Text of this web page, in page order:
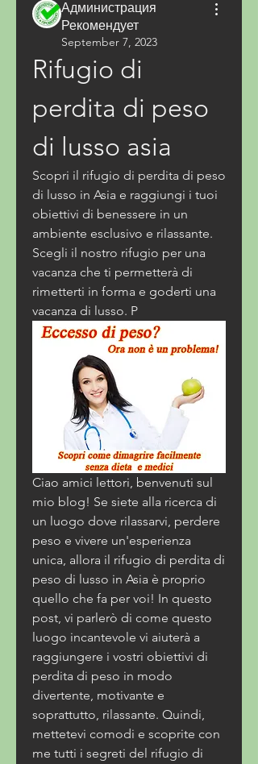
Администрация
Рекомендует
September 7, 2023
Rifugio di
perdita di peso
di lusso asia
Scopri il rifugio di perdita di peso
di lusso in Asia e raggiungi i tuoi
obiettivi di benessere in un
ambiente esclusivo e rilassante.
Scegli il nostro rifugio per una
vacanza che ti permetterà di
rimetterti in forma e goderti una
vacanza di lusso. P
Ciao amici lettori, benvenuti sul
mio blog! Se siete alla ricerca di
un luogo dove rilassarvi, perdere
peso e vivere un'esperienza
unica, allora il rifugio di perdita di
peso di lusso in Asia è proprio
quello che fa per voi! In questo
post, vi parlerò di come questo
luogo incantevole vi aiuterà a
raggiungere i vostri obiettivi di
perdita di peso in modo
divertente, motivante e
soprattutto, rilassante. Quindi,
mettetevi comodi e scoprite con
me tutti i segreti del rifugio di